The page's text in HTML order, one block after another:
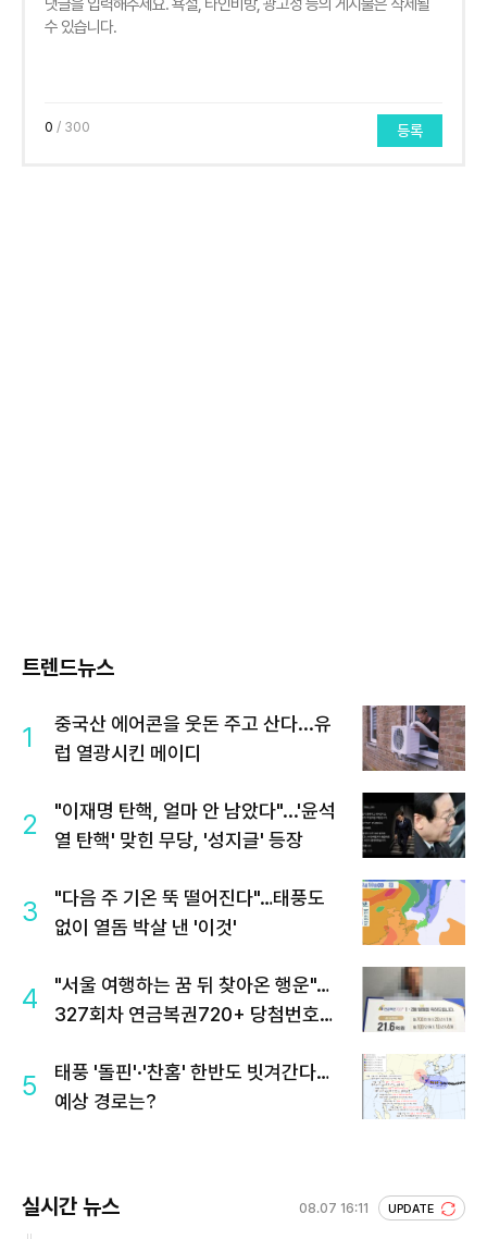
0 / 300 등록
트렌드뉴스
1
중국산 에어콘을 웃돈 주고 산다...유
럽 열광시킨 메이디
2
"이재명 탄핵, 얼마 안 남았다"...'윤석
열 탄핵' 맞힌 무당, '성지글' 등장
3
"다음 주 기온 뚝 떨어진다"…태풍도
없이 열돔 박살 낸 '이것'
4
"서울 여행하는 꿈 뒤 찾아온 행운"…
327회차 연금복권720+ 당첨번호조
5
태풍 '돌핀'·'찬홈' 한반도 빗겨간다…
예상 경로는?
실시간 뉴스 08.07 16:11 UPDATE